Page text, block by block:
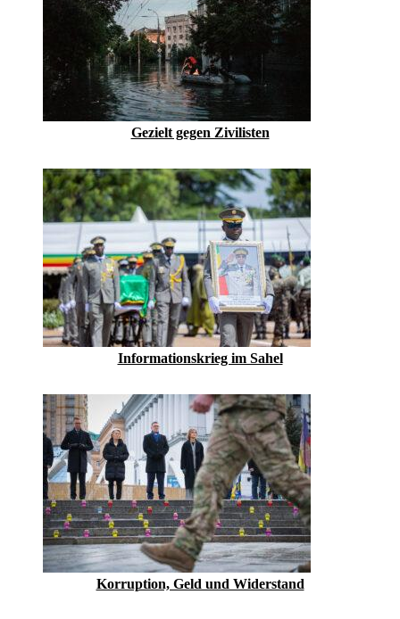
Gezielt gegen Zivilisten
Informationskrieg im Sahel
Korruption, Geld und Widerstand